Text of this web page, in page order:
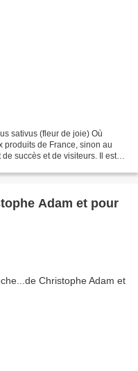
produits de France, sinon au
succès et de visiteurs. Il est
Adam et pour